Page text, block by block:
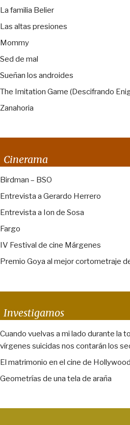
La familia Belier
Las altas presiones
Mommy
Sed de mal
Sueñan los androides
The Imitation Game (Descifrando
Zanahoria
Cinerama
Birdman – BSO
Entrevista a Gerardo Herrero
Entrevista a Ion de Sosa
Fargo
IV Festival de cine Márgenes
Premio Goya al mejor cortometraje
Investigamos
Cuando vuelvas a mi lado durante la
vírgenes suicidas nos contarán los
El matrimonio en el cine de Hollywood
Geometrías de una tela de araña